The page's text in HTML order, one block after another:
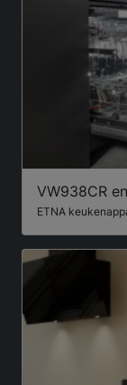
VW938CR
ETNA